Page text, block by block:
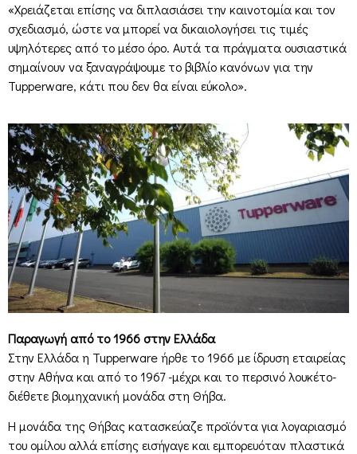
«Χρειάζεται επίσης να διπλασιάσει την καινοτομία και τον
σχεδιασμό, ώστε να μπορεί να δικαιολογήσει τις τιμές
υψηλότερες από το μέσο όρο. Αυτά τα πράγματα ουσιαστικά
σημαίνουν να ξαναγράψουμε το βιβλίο κανόνων για την
Tupperware, κάτι που δεν θα είναι εύκολο».
Παραγωγή από το 1966 στην Ελλάδα
Στην Ελλάδα η Tupperware ήρθε το 1966 με ίδρυση εταιρείας
στην Αθήνα και από το 1967 -μέχρι και το περσινό λουκέτο-
διέθετε βιομηχανική μονάδα στη Θήβα.
Η μονάδα της Θήβας κατασκεύαζε προϊόντα για λογαριασμό
του ομίλου αλλά επίσης εισήγαγε και εμπορευόταν πλαστικά